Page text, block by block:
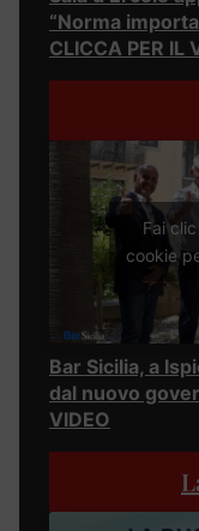
“Norma
CLICCA PER IL
Fai
cookie
Bar Sicilia, a
dal nuovo
VIDEO